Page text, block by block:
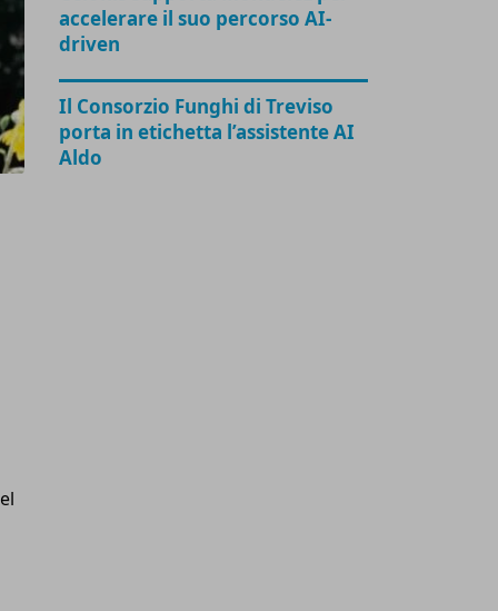
accelerare il suo percorso AI-
driven
Il Consorzio Funghi di Treviso
porta in etichetta l’assistente AI
Aldo